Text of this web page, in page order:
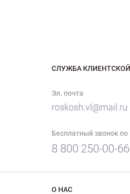
СЛУЖБА
Эл. почта
roskosh.vl@mail.ru
Бесплатный звонок по
8 800 250-00-66
О НАС